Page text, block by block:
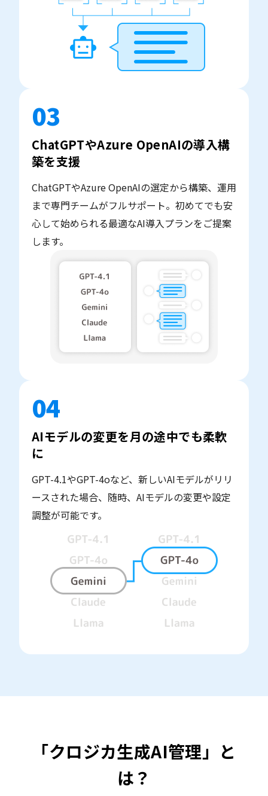
03
ChatGPTやAzure OpenAIの導入構
築を支援
ChatGPTやAzure OpenAIの選定から構築、運用
まで専門チームがフルサポート。初めてでも安
心して始められる最適なAI導入プランをご提案
します。
04
AIモデルの変更を月の途中でも柔軟
に
GPT-4.1やGPT-4oなど、新しいAIモデルがリリ
ースされた場合、随時、AIモデルの変更や設定
調整が可能です。
「クロジカ生成AI管理」と
は？